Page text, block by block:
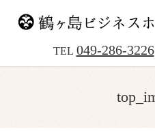
TEL 049-286-3226